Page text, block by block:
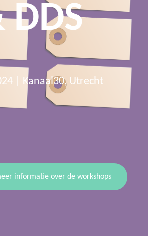
DDS
| Kanaal30, Utrecht
informatie over de workshops